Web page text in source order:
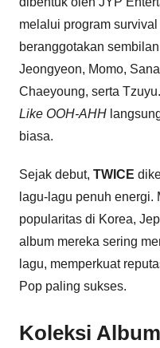
melalui program survival
beranggotakan
Jeongyeon, Momo,
Chaeyoung, serta
Like OOH-AHH
biasa.
Sejak debut, TWICE
lagu-lagu penuh energi.
popularitas di Korea,
album mereka sering
lagu, memperkuat
Pop paling sukses.
Koleksi